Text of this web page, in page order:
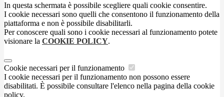
In questa schermata è possibile scegliere quali cookie consentire.
I cookie necessari sono quelli che consentono il funzionamento della
piattaforma e non è possibile disabilitarli.
Per conoscere quali sono i cookie necessari al funzionamento potete
visionare la COOKIE POLICY.
Cookie necessari per il funzionamento
I cookie necessari per il funzionamento non possono essere
disabilitati. È possibile consultare l'elenco nella pagina della cookie
policy.